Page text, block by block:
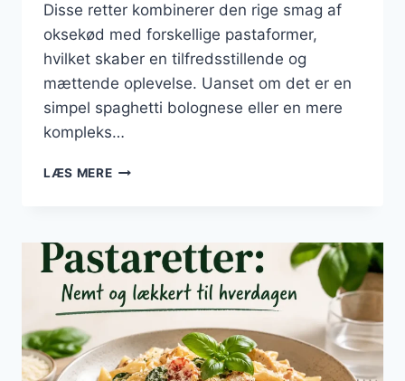
Disse retter kombinerer den rige smag af
oksekød med forskellige pastaformer,
hvilket skaber en tilfredsstillende og
mættende oplevelse. Uanset om det er en
simpel spaghetti bolognese eller en mere
kompleks…
LÆS MEREPASTARETTER
COMFORT
FOOD